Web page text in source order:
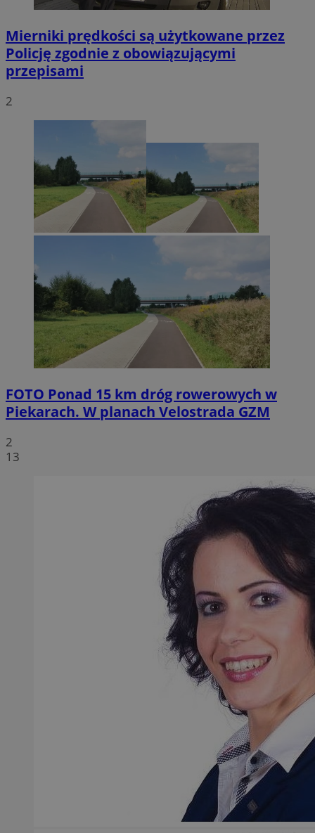
Mierniki prędkości są użytkowane przez
Policję zgodnie z obowiązującymi
przepisami
2
FOTO Ponad 15 km dróg rowerowych w
Piekarach. W planach Velostrada GZM
2
13